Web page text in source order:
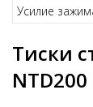
Усилие
Тиски